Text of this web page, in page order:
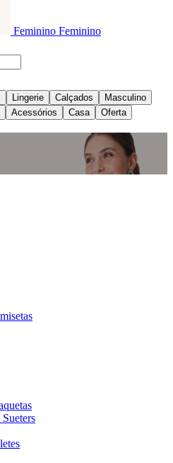
Feminino Feminino
Lingerie Calçados
Masculino
Acessórios Casa Oferta